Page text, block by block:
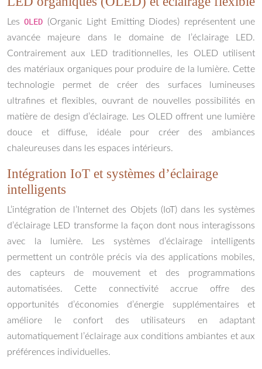
LesOLED (Organic Light Emitting Diodes) représentent une
avancée majeure dans le domaine de l’éclairage LED.
Contrairement aux LED traditionnelles, les OLED utilisent
des matériaux organiques pour produire de la lumière. Cette
technologie permet de créer des surfaces lumineuses
ultrafines et flexibles, ouvrant de nouvelles possibilités en
matière de design d’éclairage. Les OLED offrent une lumière
douce et diffuse, idéale pour créer des ambiances
chaleureuses dans les espaces intérieurs.
Intégration IoT et systèmes d’éclairage
intelligents
L’intégration de l’Internet des Objets (IoT) dans les systèmes
d’éclairage LED transforme la façon dont nous interagissons
avec la lumière. Les systèmes d’éclairage intelligents
permettent un contrôle précis via des applications mobiles,
des capteurs de mouvement et des programmations
automatisées. Cette connectivité accrue offre des
opportunités d’économies d’énergie supplémentaires et
améliore le confort des utilisateurs en adaptant
automatiquement l’éclairage aux conditions ambiantes et aux
préférences individuelles.